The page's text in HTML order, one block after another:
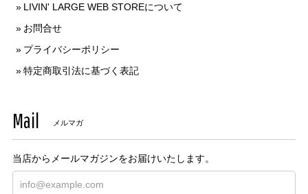
LIVIN' LARGE WEB STOREについて
お問合せ
プライバシーポリシー
特定商取引法に基づく表記
Mail メルマガ
当店からメールマガジンをお届けいたします。